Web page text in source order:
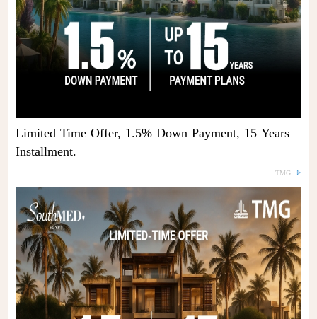
Limited Time Offer, 1.5% Down Payment, 15 Years
Installment.
TMG